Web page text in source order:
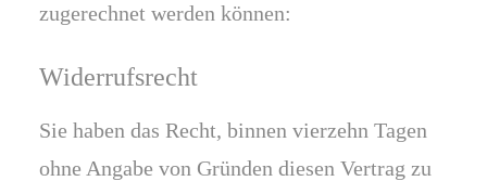
zugerechnet werden können:
Widerrufsrecht
Sie haben das Recht, binnen vierzehn Tagen
ohne Angabe von Gründen diesen Vertrag zu